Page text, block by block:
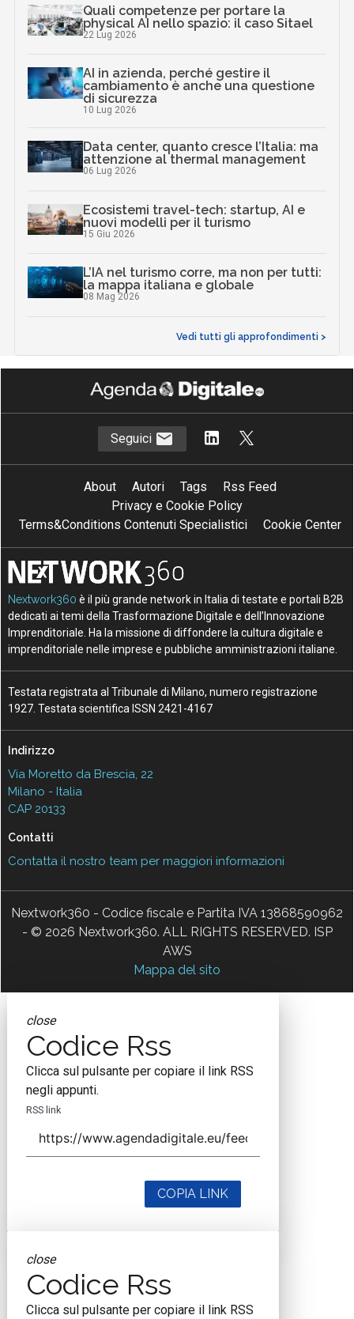
Quali competenze per portare la
physical AI nello spazio: il caso Sitael
22 Lug 2026
AI in azienda, perché gestire il
cambiamento è anche una questione
di sicurezza
10 Lug 2026
Data center, quanto cresce l’Italia: ma
attenzione al thermal management
06 Lug 2026
Ecosistemi travel-tech: startup, AI e
nuovi modelli per il turismo
15 Giu 2026
L’IA nel turismo corre, ma non per tutti:
la mappa italiana e globale
08 Mag 2026
Vedi tutti gli approfondimenti >
Seguici
About Autori Tags
Rss Feed
Privacy e Cookie Policy
Terms&Conditions Contenuti Specialistici
Cookie Center
Nextwork360 è il più grande network in Italia di testate e portali B2B
dedicati ai temi della Trasformazione Digitale e dell’Innovazione
Imprenditoriale. Ha la missione di diffondere la cultura digitale e
imprenditoriale nelle imprese e pubbliche amministrazioni italiane.
Testata registrata al Tribunale di Milano, numero registrazione
1927. Testata scientifica ISSN 2421-4167
Indirizzo
Via Moretto da Brescia, 22
Milano - Italia
CAP 20133
Contatti
Contatta il nostro team per maggiori informazioni
Nextwork360 - Codice fiscale e Partita IVA 13868590962
- © 2026 Nextwork360. ALL RIGHTS RESERVED. ISP
AWS
Mappa del sito
close
Codice Rss
Clicca sul pulsante per copiare il link RSS
negli appunti.
RSS link
COPIA LINK
close
Codice Rss
Clicca sul pulsante per copiare il link RSS